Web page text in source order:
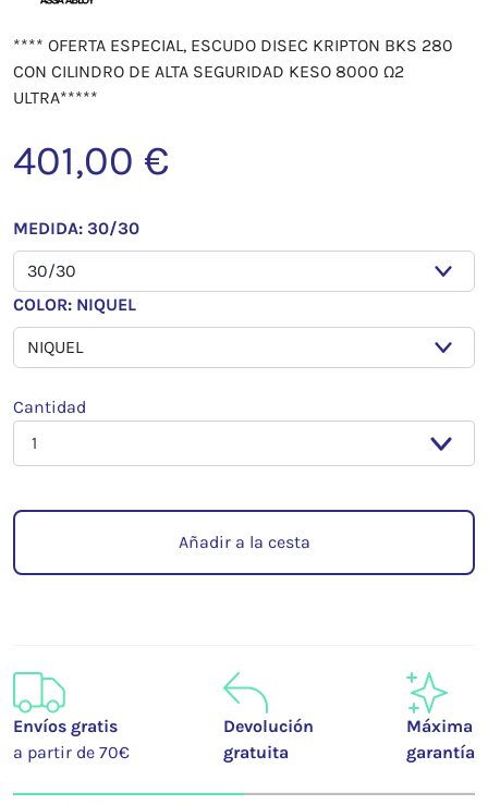
**** OFERTA ESPECIAL, ESCUDO DISEC KRIPTON BKS 280
CON CILINDRO DE ALTA SEGURIDAD KESO 8000 Ω2
ULTRA*****
401,00 €
MEDIDA: 30/30
COLOR: NIQUEL
Cantidad
Añadir a la cesta
Envíos gratis
a partir de 70€
Devolución
gratuita
Máxima
garantía